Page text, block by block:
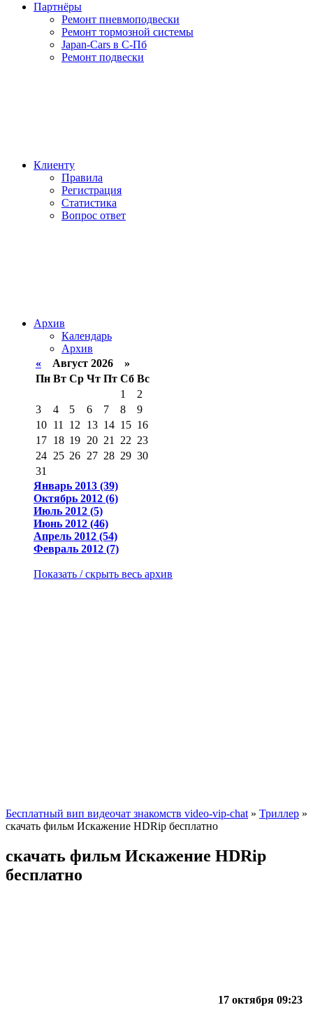
Партнёры
Ремонт пневмоподвески
Ремонт тормозной системы
Japan-Cars в С-Пб
Ремонт подвески
Клиенту
Правила
Регистрация
Статистика
Вопрос ответ
Архив
Календарь
Архив
« Август 2026 »
Пн Вт Ср Чт Пт Сб Вс
1
2
3
4 5 6 7 8
9
10 11 12 13 14 15 16
17 18 19 20 21 22 23
24 25 26 27 28 29 30
31
Январь 2013 (39)
Октябрь 2012 (6)
Июль 2012 (5)
Июнь 2012 (46)
Апрель 2012 (54)
Февраль 2012 (7)
Показать / скрыть весь архив
Бесплатный вип видеочат знакомств video-vip-chat » Триллер »
скачать фильм Искажение HDRip бесплатно
скачать фильм Искажение HDRip
бесплатно
17 октября 09:23